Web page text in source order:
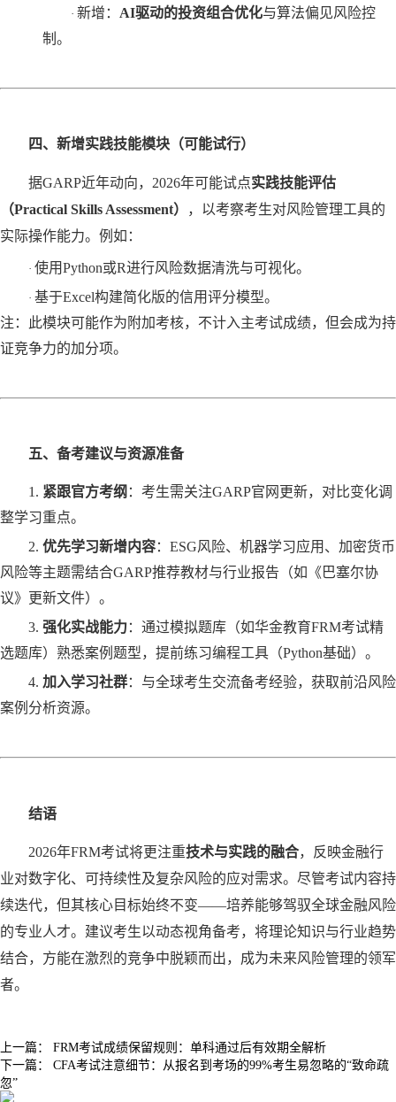
· 新增： AI驱动的投资组合优化‌与算法偏见风险控
制。
四、新增实践技能模块（可能试行）
据GARP近年动向，2026年可能试点‌实践技能评估
（Practical Skills Assessment）
‌，以考察考生对风险管理工具的
实际操作能力。例如：
· 使用Python或R进行风险数据清洗与可视化。
· 基于Excel构建简化版的信用评分模型。
注：此模块可能作为附加考核，不计入主考试成绩，但会成为持
证竞争力的加分项。
五、备考建议与资源准备
1. 紧跟官方考纲 ‌：考生需关注GARP官网更新，对比变化调
整学习重点。
2. 优先学习新增内容‌：ESG风险、机器学习应用、加密货币
风险等主题需结合GARP推荐教材与行业报告（如《巴塞尔协
议》更新文件）。
3. 强化实战能力‌：通过模拟题库（如华金教育FRM考试精
选题库）熟悉案例题型，提前练习编程工具（Python基础）。
4. 加入学习社群‌：与全球考生交流备考经验，获取前沿风险
案例分析资源。
结语
2026年FRM考试将更注重‌技术与实践的融合‌，反映金融行
业对数字化、可持续性及复杂风险的应对需求。尽管考试内容持
续迭代，但其核心目标始终不变——培养能够驾驭全球金融风险
的专业人才。建议考生以动态视角备考，将理论知识与行业趋势
结合，方能在激烈的竞争中脱颖而出，成为未来风险管理的领军
者。
上一篇： FRM考试成绩保留规则：单科通过后有效期全解析
下一篇： CFA考试注意细节：从报名到考场的99%考生易忽略的“致命疏
忽”